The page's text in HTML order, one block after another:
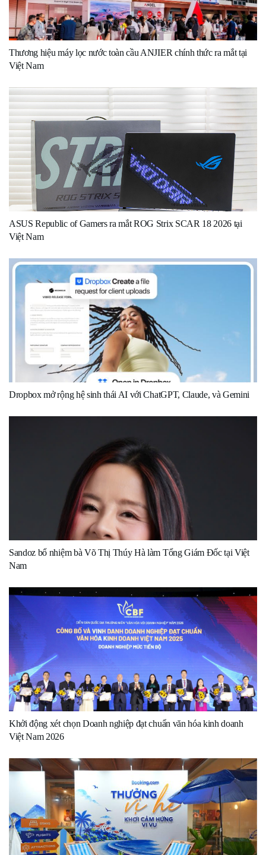
Thương hiệu máy lọc nước toàn cầu ANJIER chính thức ra mắt tại
Việt Nam
ASUS Republic of Gamers ra mắt ROG Strix SCAR 18 2026 tại
Việt Nam
Dropbox mở rộng hệ sinh thái AI với ChatGPT, Claude, và Gemini
Sandoz bổ nhiệm bà Võ Thị Thúy Hà làm Tổng Giám Đốc tại Việt
Nam
Khởi động xét chọn Doanh nghiệp đạt chuẩn văn hóa kinh doanh
Việt Nam 2026